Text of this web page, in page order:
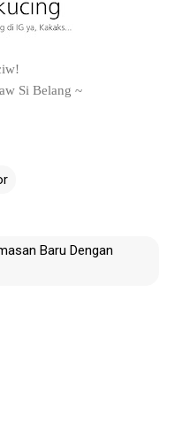
Si Belang ~
Baru Dengan